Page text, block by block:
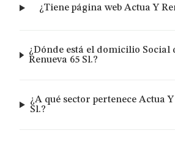
¿Tiene página web Actua Y
¿Dónde está el domicilio Social
Renueva 65 Sl.?
¿A qué sector pertenece Actua Y
Sl.?